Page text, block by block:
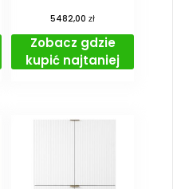
5482,00zł
Zobacz gdzie
kupić najtaniej